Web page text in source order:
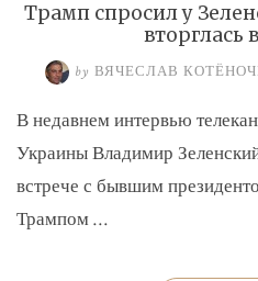
Трамп спросил у
вторглась
by ВЯЧЕСЛАВ
В недавнем интервью
Украины Владимир
встрече с бывшим
Трампом …